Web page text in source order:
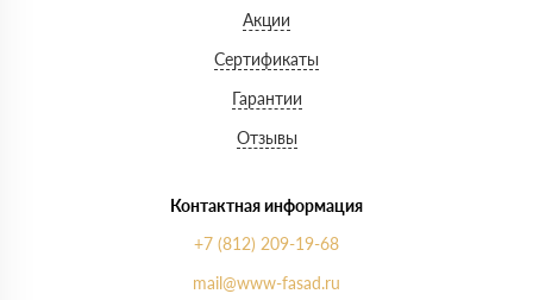
Акции
Сертификаты
Гарантии
Отзывы
Контактная информация
+7 (812) 209-19-68
mail@www-fasad.ru